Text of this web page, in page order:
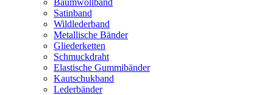
Baumwollband
Satinband
Wildlederband
Metallische Bänder
Gliederketten
Schmuckdraht
Elastische Gummibänder
Kautschukband
Lederbänder